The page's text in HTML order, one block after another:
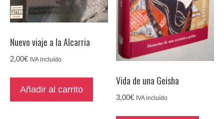
Nuevo viaje a la Alcarria
2,00€ IVA incluído
Añadir al carrito
Vida de una Geisha
3,00€ IVA incluído